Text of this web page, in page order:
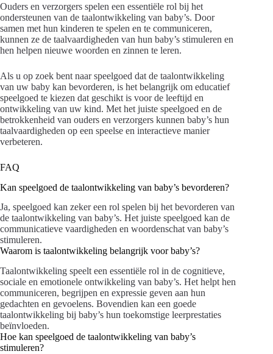
Ouders en verzorgers spelen een essentiële rol bij het
ondersteunen van de taalontwikkeling van baby’s. Door
samen met hun kinderen te spelen en te communiceren,
kunnen ze de taalvaardigheden van hun baby’s stimuleren en
hen helpen nieuwe woorden en zinnen te leren.
Als u op zoek bent naar speelgoed dat de taalontwikkeling
van uw baby kan bevorderen, is het belangrijk om educatief
speelgoed te kiezen dat geschikt is voor de leeftijd en
ontwikkeling van uw kind. Met het juiste speelgoed en de
betrokkenheid van ouders en verzorgers kunnen baby’s hun
taalvaardigheden op een speelse en interactieve manier
verbeteren.
FAQ
Kan speelgoed de taalontwikkeling van baby’s bevorderen?
Ja, speelgoed kan zeker een rol spelen bij het bevorderen van
de taalontwikkeling van baby’s. Het juiste speelgoed kan de
communicatieve vaardigheden en woordenschat van baby’s
stimuleren.
Waarom is taalontwikkeling belangrijk voor baby’s?
Taalontwikkeling speelt een essentiële rol in de cognitieve,
sociale en emotionele ontwikkeling van baby’s. Het helpt hen
communiceren, begrijpen en expressie geven aan hun
gedachten en gevoelens. Bovendien kan een goede
taalontwikkeling bij baby’s hun toekomstige leerprestaties
beïnvloeden.
Hoe kan speelgoed de taalontwikkeling van baby’s
stimuleren?